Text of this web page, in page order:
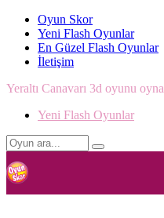
Oyun Skor
Yeni Flash Oyunlar
En Güzel Flash Oyunlar
İletişim
Yeraltı Canavarı 3d oyunu oyna
Yeni Flash Oyunlar